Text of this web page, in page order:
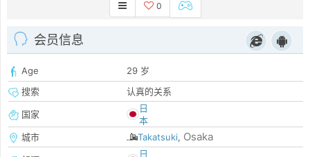
0
会员信息
Age
29 岁
搜索
认真的关系
国家
日
本
城市
Takatsuki, Osaka
日